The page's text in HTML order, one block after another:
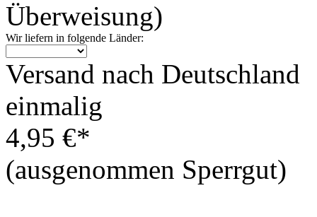
Überweisung)
Wir liefern in folgende Länder:
Versand nach Deutschland
einmalig
4,95 €*
(ausgenommen Sperrgut)